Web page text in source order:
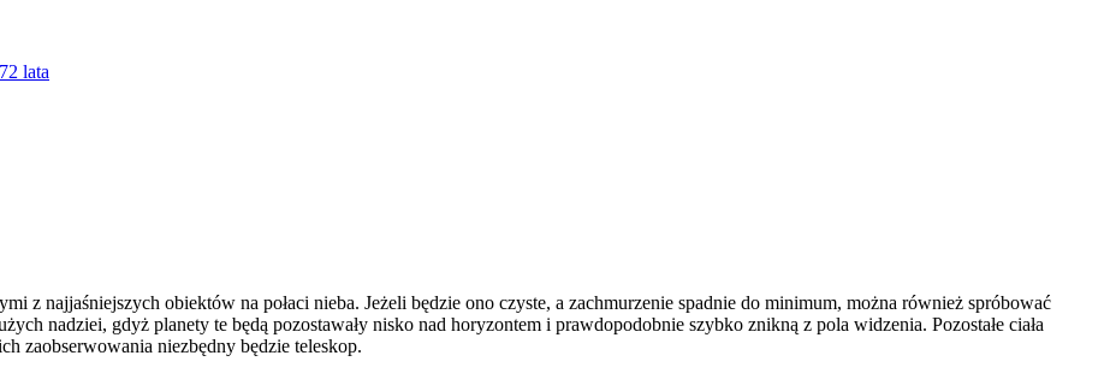
lata
z najjaśniejszych obiektów na połaci nieba. Jeżeli będzie ono czyste, a zachmurzenie spadnie do minimum, można również spróbować
nadziei, gdyż planety te będą pozostawały nisko nad horyzontem i prawdopodobnie szybko znikną z pola widzenia. Pozostałe ciała
zaobserwowania niezbędny będzie teleskop.